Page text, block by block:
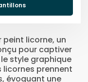
licorne, un
pour captiver
style graphique
prennent
évoquant une